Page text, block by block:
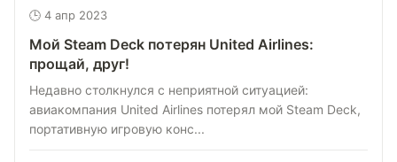
🕒 4 апр 2023
Мой Steam Deck потерян United Airlines:
прощай, друг!
Недавно столкнулся с неприятной ситуацией:
авиакомпания United Airlines потерял мой Steam Deck,
портативную игровую конс...